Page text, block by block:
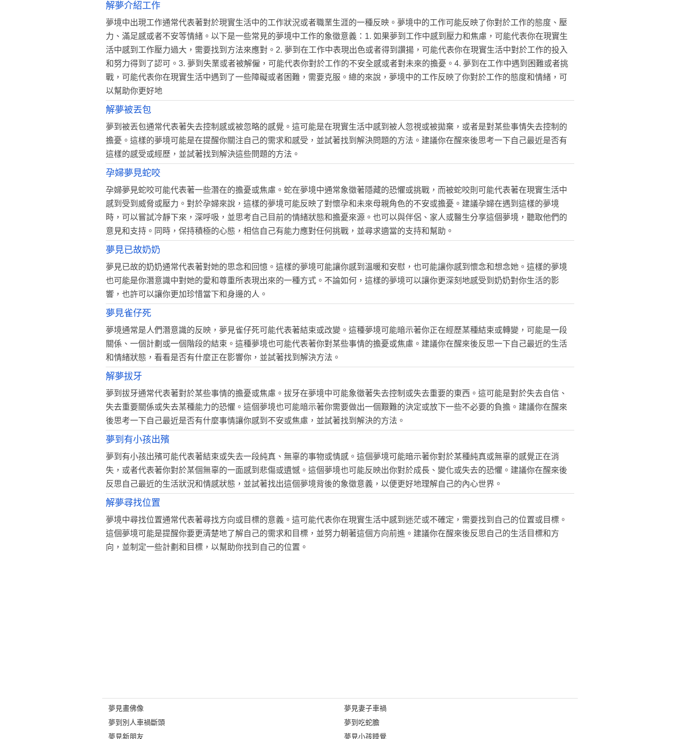
解夢介紹工作
夢境中出現工作通常代表著對於現實生活中的工作狀況或者職業生涯的一種反映。夢境中的工作可能反映了你對於工作的態度、壓
力、滿足感或者不安等情緒。以下是一些常見的夢境中工作的象徵意義：1. 如果夢到工作中感到壓力和焦慮，可能代表你在現實生
活中感到工作壓力過大，需要找到方法來應對。2. 夢到在工作中表現出色或者得到讚揚，可能代表你在現實生活中對於工作的投入
和努力得到了認可。3. 夢到失業或者被解僱，可能代表你對於工作的不安全感或者對未來的擔憂。4. 夢到在工作中遇到困難或者挑
戰，可能代表你在現實生活中遇到了一些障礙或者困難，需要克服。總的來說，夢境中的工作反映了你對於工作的態度和情緒，可
以幫助你更好地
解夢被丟包
夢到被丟包通常代表著失去控制感或被忽略的感覺。這可能是在現實生活中感到被人忽視或被拋棄，或者是對某些事情失去控制的
擔憂。這樣的夢境可能是在提醒你關注自己的需求和感受，並試著找到解決問題的方法。建議你在醒來後思考一下自己最近是否有
這樣的感受或經歷，並試著找到解決這些問題的方法。
孕婦夢見蛇咬
孕婦夢見蛇咬可能代表著一些潛在的擔憂或焦慮。蛇在夢境中通常象徵著隱藏的恐懼或挑戰，而被蛇咬則可能代表著在現實生活中
感到受到威脅或壓力。對於孕婦來說，這樣的夢境可能反映了對懷孕和未來母親角色的不安或擔憂。建議孕婦在遇到這樣的夢境
時，可以嘗試冷靜下來，深呼吸，並思考自己目前的情緒狀態和擔憂來源。也可以與伴侶、家人或醫生分享這個夢境，聽取他們的
意見和支持。同時，保持積極的心態，相信自己有能力應對任何挑戰，並尋求適當的支持和幫助。
夢見已故奶奶
夢見已故的奶奶通常代表著對她的思念和回憶。這樣的夢境可能讓你感到溫暖和安慰，也可能讓你感到懷念和想念她。這樣的夢境
也可能是你潛意識中對她的愛和尊重所表現出來的一種方式。不論如何，這樣的夢境可以讓你更深刻地感受到奶奶對你生活的影
響，也許可以讓你更加珍惜當下和身邊的人。
夢見雀仔死
夢境通常是人們潛意識的反映，夢見雀仔死可能代表著結束或改變。這種夢境可能暗示著你正在經歷某種結束或轉變，可能是一段
關係、一個計劃或一個階段的結束。這種夢境也可能代表著你對某些事情的擔憂或焦慮。建議你在醒來後反思一下自己最近的生活
和情緒狀態，看看是否有什麼正在影響你，並試著找到解決方法。
解夢拔牙
夢到拔牙通常代表著對於某些事情的擔憂或焦慮。拔牙在夢境中可能象徵著失去控制或失去重要的東西。這可能是對於失去自信、
失去重要關係或失去某種能力的恐懼。這個夢境也可能暗示著你需要做出一個艱難的決定或放下一些不必要的負擔。建議你在醒來
後思考一下自己最近是否有什麼事情讓你感到不安或焦慮，並試著找到解決的方法。
夢到有小孩出殯
夢到有小孩出殯可能代表著結束或失去一段純真、無辜的事物或情感。這個夢境可能暗示著你對於某種純真或無辜的感覺正在消
失，或者代表著你對於某個無辜的一面感到悲傷或遺憾。這個夢境也可能反映出你對於成長、變化或失去的恐懼。建議你在醒來後
反思自己最近的生活狀況和情感狀態，並試著找出這個夢境背後的象徵意義，以便更好地理解自己的內心世界。
解夢尋找位置
夢境中尋找位置通常代表著尋找方向或目標的意義。這可能代表你在現實生活中感到迷茫或不確定，需要找到自己的位置或目標。
這個夢境可能是提醒你要更清楚地了解自己的需求和目標，並努力朝著這個方向前進。建議你在醒來後反思自己的生活目標和方
向，並制定一些計劃和目標，以幫助你找到自己的位置。
夢見畫佛像
夢到別人車禍斷頭
夢見新朋友
夢見妻子車禍
夢到吃蛇膽
夢見小孩睡覺